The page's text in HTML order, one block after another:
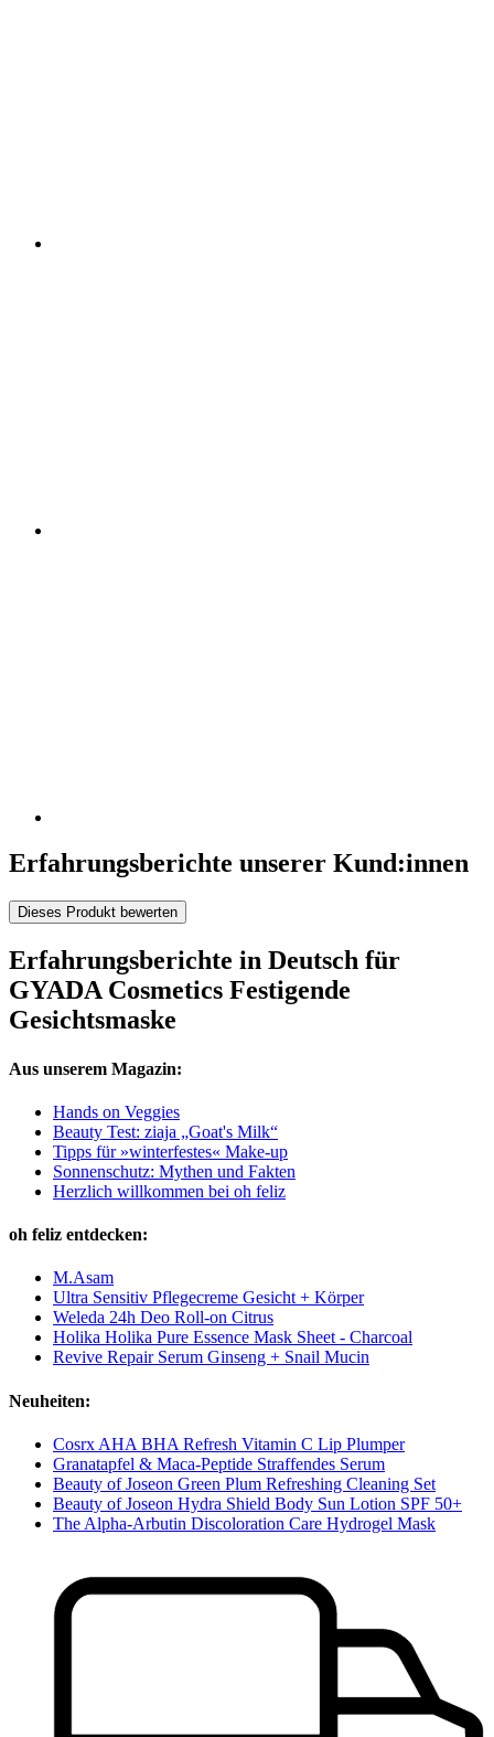
Erfahrungsberichte unserer Kund:innen
Dieses Produkt bewerten
Erfahrungsberichte in Deutsch für
GYADA Cosmetics Festigende
Gesichtsmaske
Aus unserem Magazin:
Hands on Veggies
Beauty Test: ziaja „Goat's Milk“
Tipps für »winterfestes« Make-up
Sonnenschutz: Mythen und Fakten
Herzlich willkommen bei oh feliz
oh feliz entdecken:
M.Asam
Ultra Sensitiv Pflegecreme Gesicht + Körper
Weleda 24h Deo Roll-on Citrus
Holika Holika Pure Essence Mask Sheet - Charcoal
Revive Repair Serum Ginseng + Snail Mucin
Neuheiten:
Cosrx AHA BHA Refresh Vitamin C Lip Plumper
Granatapfel & Maca-Peptide Straffendes Serum
Beauty of Joseon Green Plum Refreshing Cleaning Set
Beauty of Joseon Hydra Shield Body Sun Lotion SPF 50+
The Alpha-Arbutin Discoloration Care Hydrogel Mask